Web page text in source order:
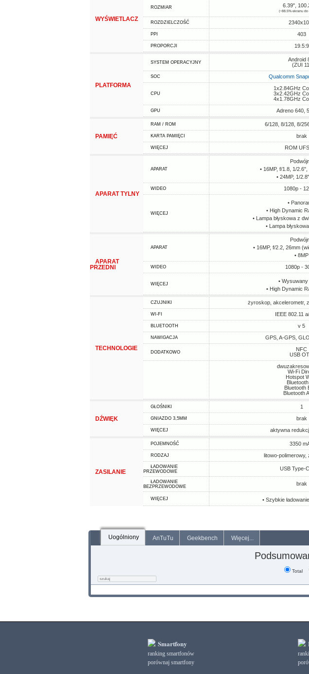
WYŚWIETLACZ
ROZMIAR 6.39",
(~88.5% ekranu do
ROZDZIELCZOŚĆ
PPI 403
PROPORCJI 19.5:9
PLATFORMA
SYSTEM OPERACYJNY
Android
(ZUI
SOC Qualcomm
CPU
1x2.84GHz
3x2.42GHz
4x1.78GHz
GPU Adreno 640,
PAMIĘĆ
RAM / ROM 6/128, 8/128, 8/
KARTA PAMIĘCI brak
WIĘCEJ ROM
APARAT TYLNY
APARAT
• 16MP, f/1.8, 1/
• 24MP, 1/
WIDEO 1080p -
WIĘCEJ
•
• High Dynamic
• Lampa błyskowa z
• Lampa
APARAT
PRZEDNI
APARAT
• 16MP, f/2.2, 26mm
• 8MP
WIDEO 1080p -
WIĘCEJ
•
• High Dynamic
TECHNOLOGIE
CZUJNIKI żyroskop, akcelerometr,
WI-FI IEEE 802.11
BLUETOOTH v 5
NAWIGACJA GPS, A-GPS,
DODATKOWO
NFC
USB
Wi-Fi
Hotspot
Bluetooth
Bluetooth
DŹWIĘK
GŁOŚNIKI 1
GNIAZDO 3,5MM brak
WIĘCEJ aktywna
ZASILANIE
POJEMNOŚĆ 3350
RODZAJ litowo-polimerowy,
ŁADOWANIE
PRZEWODOWE
USB Type-
ŁADOWANIE
BEZPRZEWODOWE
brak
WIĘCEJ • Szybkie
Uogólniony AnTuTu Geekbench Więcej...
Total
Smartfony
ranking smartfonów
porównaj smartfony